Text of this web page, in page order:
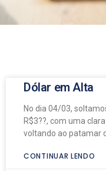
Dólar em Alta
No dia 04/03,
R$3??, com uma
voltando ao patamar
CONTINUAR LENDO